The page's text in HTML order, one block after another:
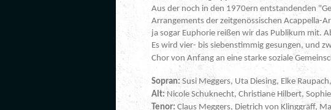
Aus der noch in den 1970ern entstandenden
Arrangements der zeitgenössischen Acappella-
ja sogar Euphorie reißen wir das Publikum mit.
Es wird vier- bis siebenstimmig gesungen, und
Chor von Anfang an eine starke soziale
Sopran: Susi Meggers, Uta Diesing, Elke
Alt: Nicole Schuknecht, Christiane Hilbert,
Tenor: Claus Meggers, Dietrich von Klinggräff,